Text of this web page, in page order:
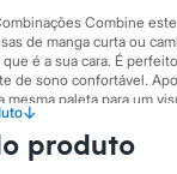
Combine
de manga curta ou
é a sua cara. É
de sono confortável.
mesma paleta para um
C&A! ❤
↓
produto